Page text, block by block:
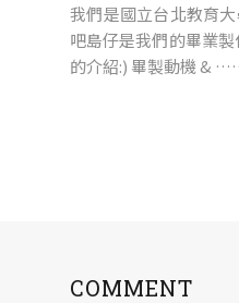
我們是國立台北教育
吧島仔是我們的畢業
的介紹:) 畢製動機 &
COMMENT